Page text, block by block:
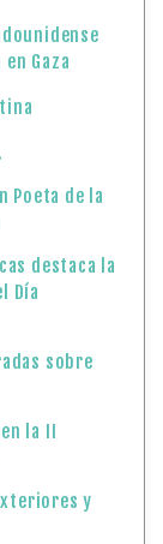
Gaza
Poeta de la
destaca la
Día
sobre
la II
y